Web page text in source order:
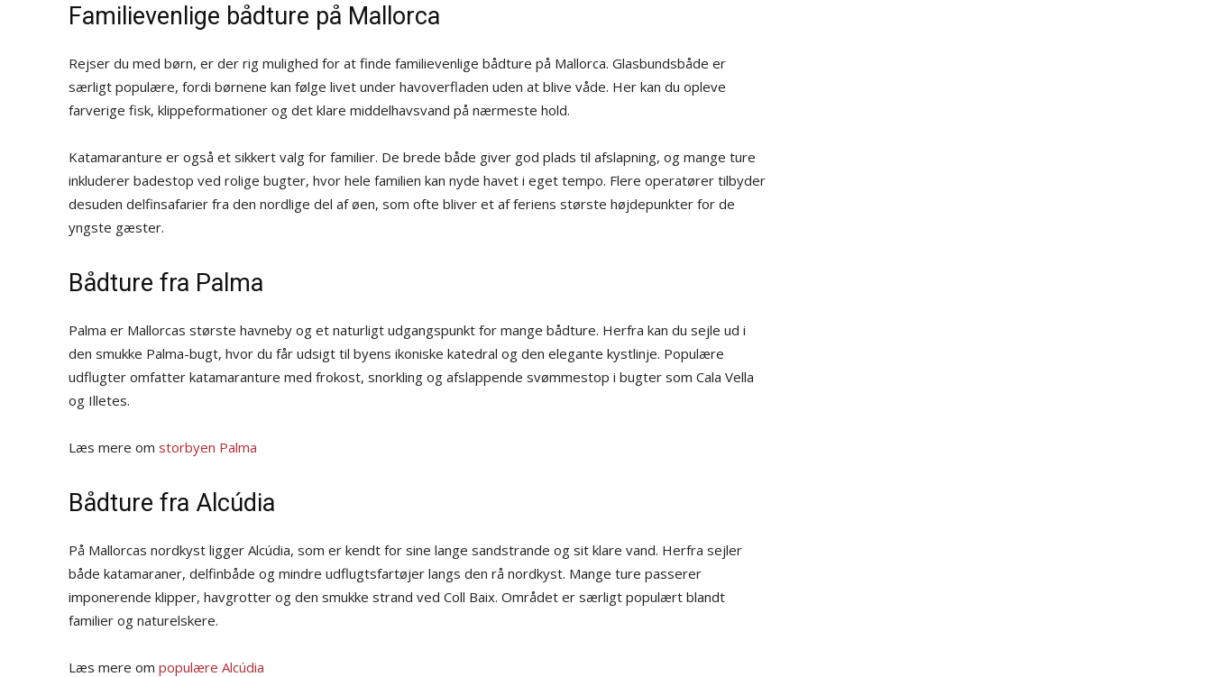
Familievenlige bådture på Mallorca
Rejser du med børn, er der rig mulighed for at finde familievenlige bådture på Mallorca. Glasbundsbåde er
særligt populære, fordi børnene kan følge livet under havoverfladen uden at blive våde. Her kan du opleve
farverige fisk, klippeformationer og det klare middelhavsvand på nærmeste hold.
Katamaranture er også et sikkert valg for familier. De brede både giver god plads til afslapning, og mange ture
inkluderer badestop ved rolige bugter, hvor hele familien kan nyde havet i eget tempo. Flere operatører tilbyder
desuden delfinsafarier fra den nordlige del af øen, som ofte bliver et af feriens største højdepunkter for de
yngste gæster.
Bådture fra Palma
Palma er Mallorcas største havneby og et naturligt udgangspunkt for mange bådture. Herfra kan du sejle ud i
den smukke Palma-bugt, hvor du får udsigt til byens ikoniske katedral og den elegante kystlinje. Populære
udflugter omfatter katamaranture med frokost, snorkling og afslappende svømmestop i bugter som Cala Vella
og Illetes.
Læs mere om storbyen Palma
Bådture fra Alcúdia
På Mallorcas nordkyst ligger Alcúdia, som er kendt for sine lange sandstrande og sit klare vand. Herfra sejler
både katamaraner, delfinbåde og mindre udflugtsfartøjer langs den rå nordkyst. Mange ture passerer
imponerende klipper, havgrotter og den smukke strand ved Coll Baix. Området er særligt populært blandt
familier og naturelskere.
Læs mere om populære Alcúdia